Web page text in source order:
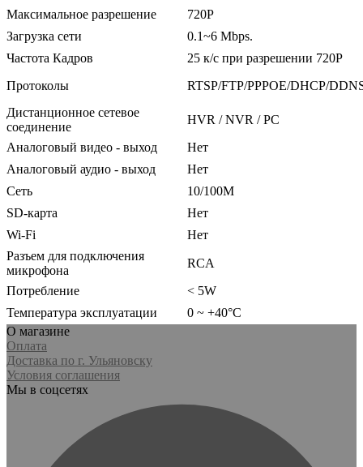
Максимальное разрешение
720P
Загрузка сети
0.1~6 Mbps.
Частота Кадров
25 к/с при разрешении 720P
Протоколы
RTSP/FTP/PPPOE/DHCP/
Дистанционное сетевое
соединение
HVR / NVR / PC
Аналоговый видео - выход
Нет
Аналоговый аудио - выход
Нет
Сеть
10/100M
SD-карта
Нет
Wi-Fi
Нет
Разъем для подключения
микрофона
RCA
Потребление
< 5W
Температура эксплуатации
0 ~ +40°C
О магазине
Оплата
Доставка по г. Ульяновску
Условия соглашения
Мы в соцсетях